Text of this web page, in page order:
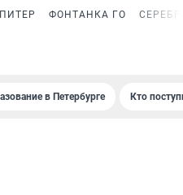
ФОНТАНКА ГО
в Петербурге Кто